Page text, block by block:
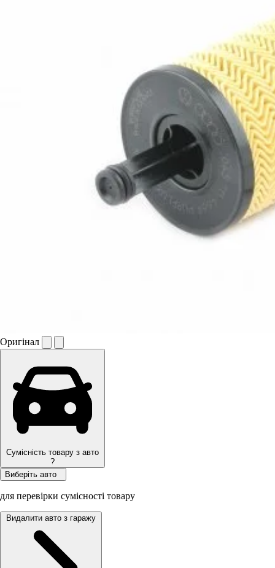
Оригінал
Сумісність товару з авто
?
Виберіть авто
для перевірки сумісності товару
Видалити авто з гаражу